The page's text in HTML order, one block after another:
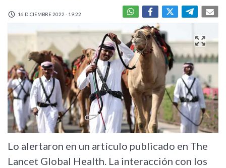
16 DICIEMBRE 2022 - 19:22
Lo alertaron en un artículo publicado en The
Lancet Global Health. La interacción con los